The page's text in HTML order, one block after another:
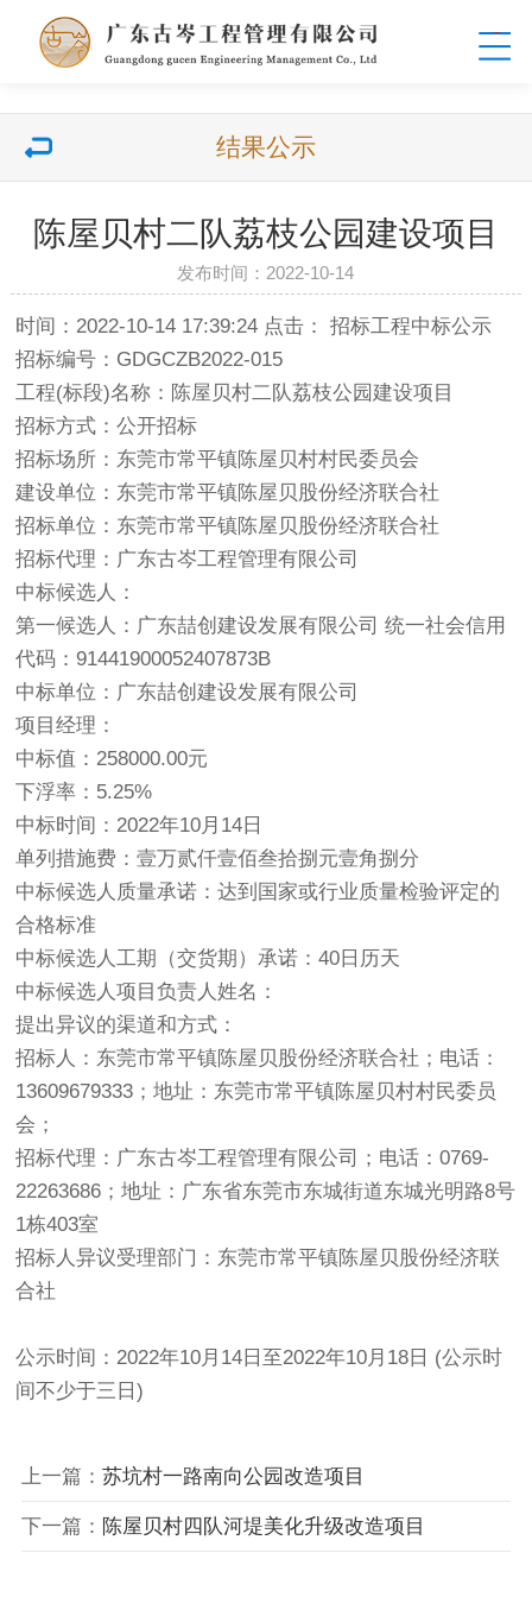
结果公示
陈屋贝村二队荔枝公园建设项目
发布时间：2022-10-14
时间：2022-10-14 17:39:24 点击： 招标工程中标公示
招标编号：GDGCZB2022-015
工程(标段)名称：陈屋贝村二队荔枝公园建设项目
招标方式：公开招标
招标场所：东莞市常平镇陈屋贝村村民委员会
建设单位：东莞市常平镇陈屋贝股份经济联合社
招标单位：东莞市常平镇陈屋贝股份经济联合社
招标代理：广东古岑工程管理有限公司
中标候选人：
第一候选人：广东喆创建设发展有限公司 统一社会信用
代码：91441900052407873B
中标单位：广东喆创建设发展有限公司
项目经理：
中标值：258000.00元
下浮率：5.25%
中标时间：2022年10月14日
单列措施费：壹万贰仟壹佰叁拾捌元壹角捌分
中标候选人质量承诺：达到国家或行业质量检验评定的
合格标准
中标候选人工期（交货期）承诺：40日历天
中标候选人项目负责人姓名：
提出异议的渠道和方式：
招标人：东莞市常平镇陈屋贝股份经济联合社；电话：
13609679333；地址：东莞市常平镇陈屋贝村村民委员
会；
招标代理：广东古岑工程管理有限公司；电话：0769-
22263686；地址：广东省东莞市东城街道东城光明路8号
1栋403室
招标人异议受理部门：东莞市常平镇陈屋贝股份经济联
合社
公示时间：2022年10月14日至2022年10月18日 (公示时
间不少于三日)
上一篇： 苏坑村一路南向公园改造项目
下一篇： 陈屋贝村四队河堤美化升级改造项目